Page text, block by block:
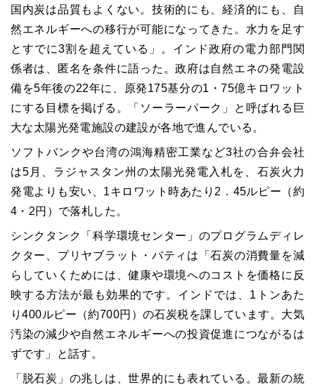
国内炭は品質もよくない。技術的にも、経済的にも、自
然エネルギーへの移行が可能になってきた。水力を足す
とすでに3割を超えている」。インド政府の電力部門関
係者は、匿名を条件に語った。政府は自然エネの発電設
備を5年後の22年に、原発175基分の1・75億キロワット
にする目標を掲げる。「ソーラーパーク」と呼ばれる巨
大な太陽光発電施設の建設が各地で進んでいる。
ソフトバンクや台湾の鴻海精密工業など3社の合弁会社
は5月、ラジャスタン州の太陽光発電入札を、石炭火力
発電よりも安い、1キロワット時あたり2．45ルピー（約
4・2円）で落札した。
シンクタンク「科学環境センター」のプログラムディレ
クター、プリヤブラット・バティは「石炭の消費量を減
らしていくためには、健康や環境へのコストを価格に反
映する方法が最も効果的です。インドでは、1トンあた
り400ルピー（約700円）の石炭税を課しています。大気
汚染の減少や自然エネルギーへの投資促進につながるは
ずです」と話す。
「脱石炭」の兆しは、世界的にも表れている。最新の統